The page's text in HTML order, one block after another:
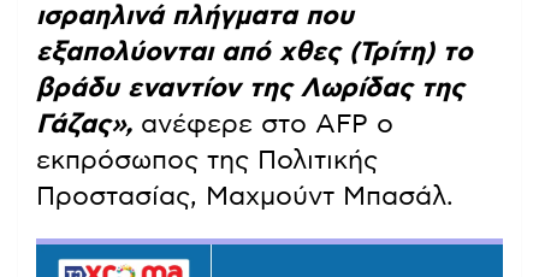
ισραηλινά πλήγματα που
εξαπολύονται από χθες (Τρίτη) το
βράδυ εναντίον της Λωρίδας της
Γάζας», ανέφερε στο AFP ο
εκπρόσωπος της Πολιτικής
Προστασίας, Μαχμούντ Μπασάλ.